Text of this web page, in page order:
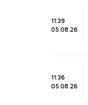
11:39
05.08.26
11:36
05.08.26